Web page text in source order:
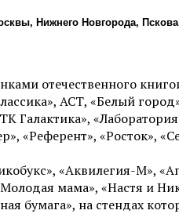
Нижнего Новгорода,
отечественного
АСТ, «Белый
Галактика»,
«Референт», «Росток»,
«Аквилегия-М»,
мама», «Настя и
бумага», на стендах